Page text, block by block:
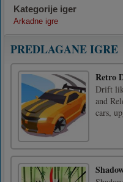
Kategorije iger
Arkadne igre
PREDLAGANE IGRE
Retro
Drift
and
cars,